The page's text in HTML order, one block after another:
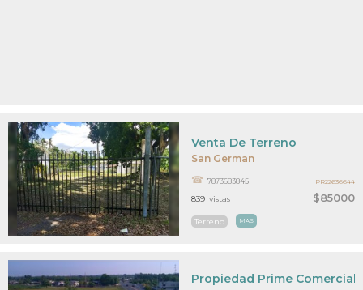
San German
$85000
Venta De Terreno
7873683845
Terreno MAS
839 vistas
PR22636644
Propiedad Prime Comercial